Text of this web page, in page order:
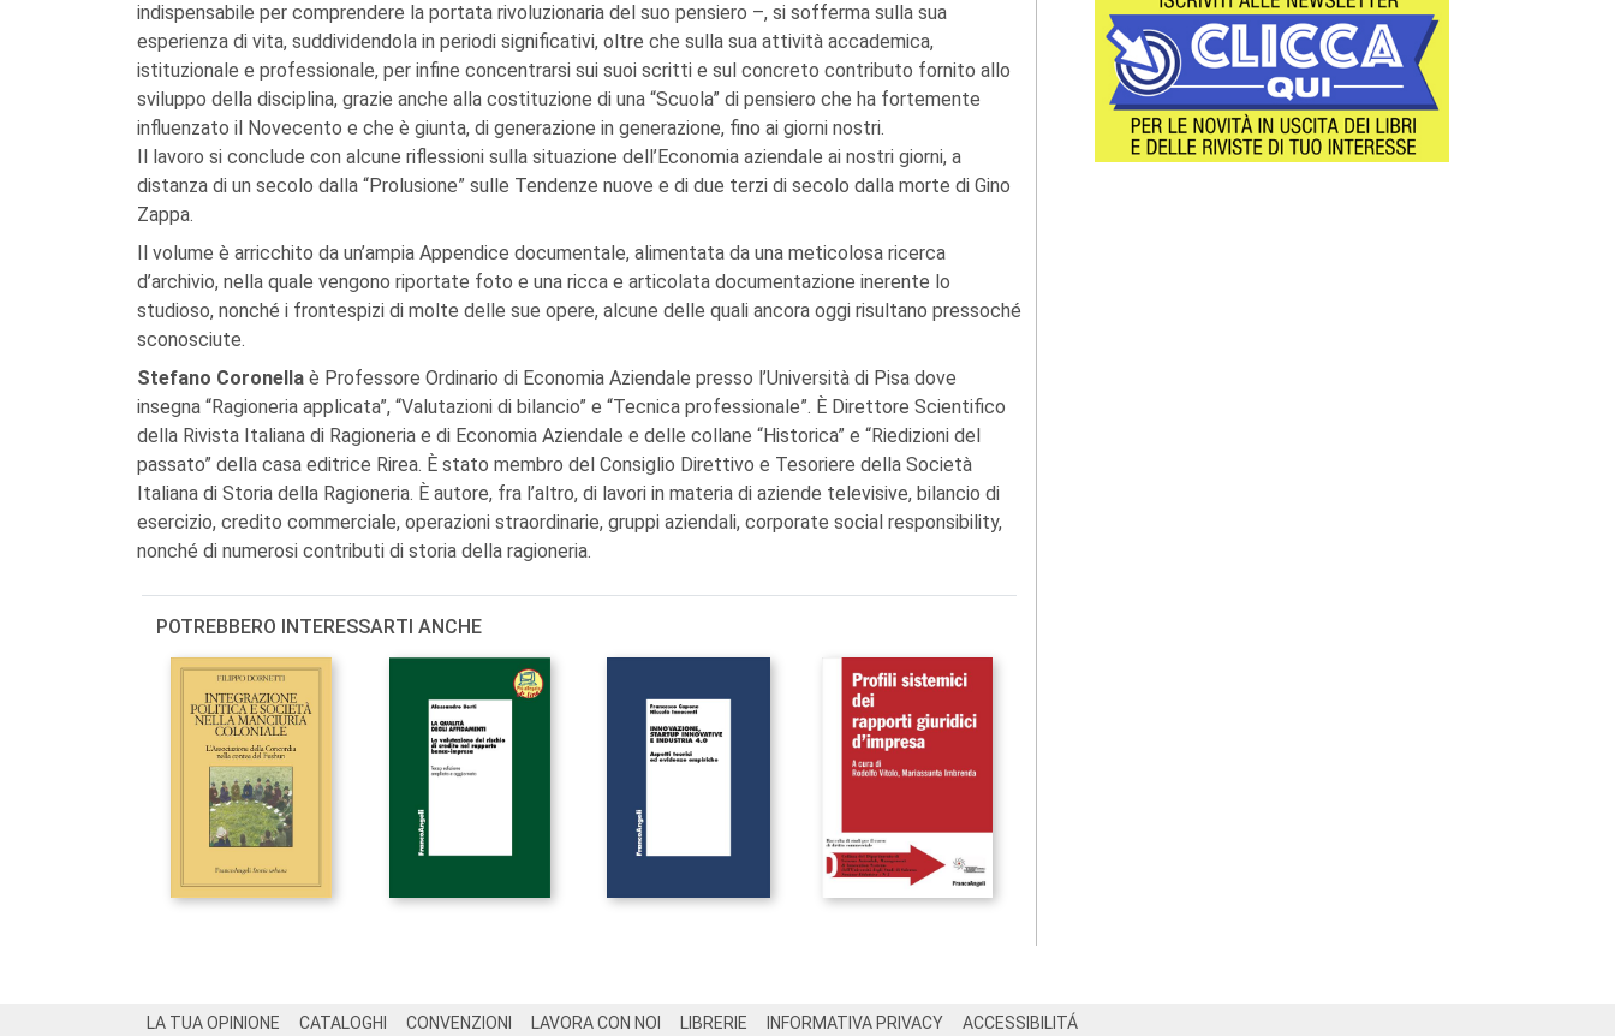
indispensabile per comprendere la portata rivoluzionaria del suo pensiero –, si sofferma sulla sua
esperienza di vita, suddividendola in periodi significativi, oltre che sulla sua attività accademica,
istituzionale e professionale, per infine concentrarsi sui suoi scritti e sul concreto contributo fornito allo
sviluppo della disciplina, grazie anche alla costituzione di una “Scuola” di pensiero che ha fortemente
influenzato il Novecento e che è giunta, di generazione in generazione, fino ai giorni nostri.
Il lavoro si conclude con alcune riflessioni sulla situazione dell’Economia aziendale ai nostri giorni, a
distanza di un secolo dalla “Prolusione” sulle Tendenze nuove e di due terzi di secolo dalla morte di Gino
Zappa.
Il volume è arricchito da un’ampia Appendice documentale, alimentata da una meticolosa ricerca
d’archivio, nella quale vengono riportate foto e una ricca e articolata documentazione inerente lo
studioso, nonché i frontespizi di molte delle sue opere, alcune delle quali ancora oggi risultano pressoché
sconosciute.
Stefano Coronella è Professore Ordinario di Economia Aziendale presso l’Università di Pisa dove
insegna “Ragioneria applicata”, “Valutazioni di bilancio” e “Tecnica professionale”. È Direttore Scientifico
della Rivista Italiana di Ragioneria e di Economia Aziendale e delle collane “Historica” e “Riedizioni del
passato” della casa editrice Rirea. È stato membro del Consiglio Direttivo e Tesoriere della Società
Italiana di Storia della Ragioneria. È autore, fra l’altro, di lavori in materia di aziende televisive, bilancio di
esercizio, credito commerciale, operazioni straordinarie, gruppi aziendali, corporate social responsibility,
nonché di numerosi contributi di storia della ragioneria.
POTREBBERO INTERESSARTI ANCHE
LA TUA OPINIONE CATALOGHI CONVENZIONI LAVORA CON NOI LIBRERIE INFORMATIVA PRIVACY ACCESSIBILITÁ